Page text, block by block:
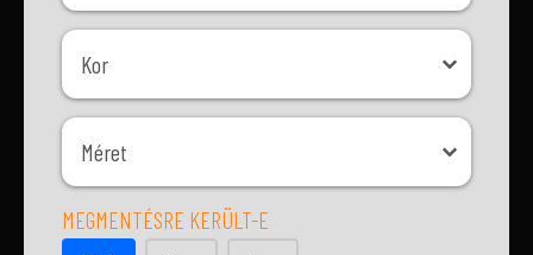
Kor
Kor
Méret
Méret
MEGMENTÉSRE KERÜLT-E